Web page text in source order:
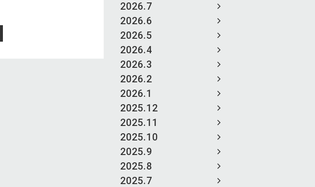
2026.7
2026.6
2026.5
2026.4
2026.3
2026.2
2026.1
2025.12
2025.11
2025.10
2025.9
2025.8
2025.7